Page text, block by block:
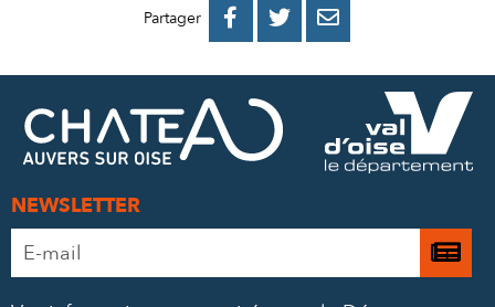
Partager 
PARTAGER
FACEBOOK
PARTAGER
PARTAGER
MAIL
NEWSLETTER
Adresse
e-
Je